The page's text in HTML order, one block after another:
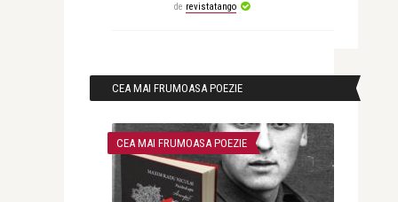
de revistatango
CEA MAI FRUMOASA POEZIE
CEA MAI FRUMOASA POEZIE